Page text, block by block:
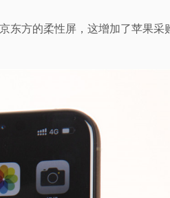
方的柔性屏，这增加了苹果采